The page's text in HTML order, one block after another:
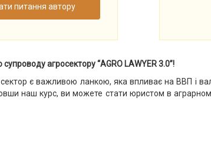
питання автору
агросектору “AGRO LAWYER 3.0”!
є важливою ланкою, яка впливає на ВВП і
наш курс, ви можете стати юристом в